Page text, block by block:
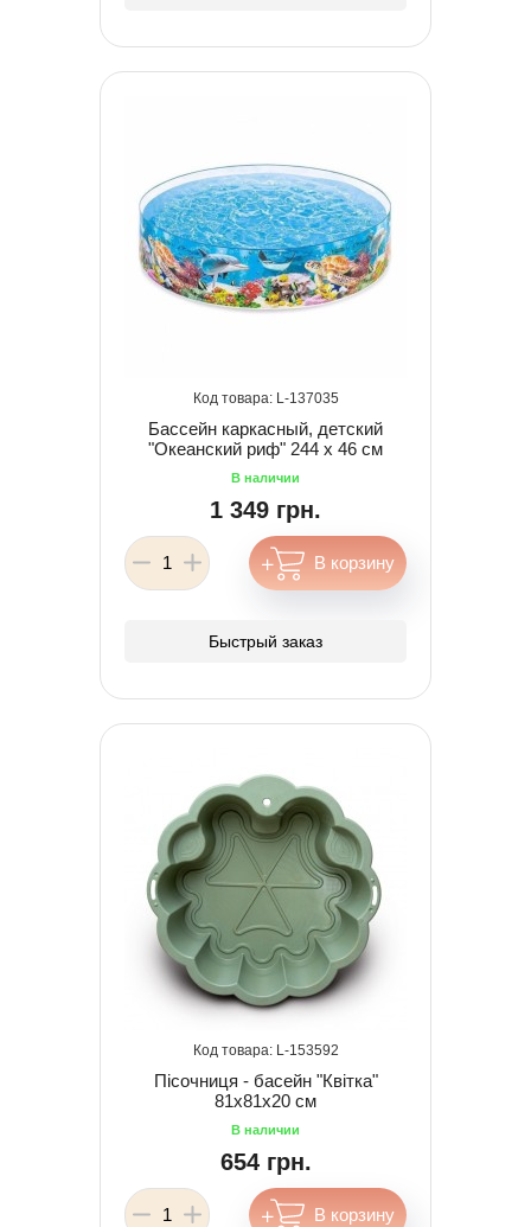
137035
Бассейн каркасный, детский
"Океанский риф" 244 х 46 см
1 349 грн.
Быстрый заказ
153592
Пісочниця - басейн "Квітка"
81х81х20 см
654 грн.